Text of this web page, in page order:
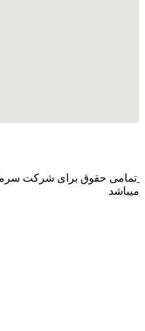
تمامی حقوق برای شرکت
میباشد